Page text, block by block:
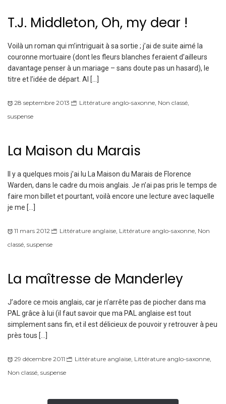
T.J. Middleton, Oh, my dear !
Voilà un roman qui m’intriguait à sa sortie ; j’ai de suite aimé la
couronne mortuaire (dont les fleurs blanches feraient d’ailleurs
davantage penser à un mariage – sans doute pas un hasard), le
titre et l’idée de départ. Al […]
28 septembre 2013 Littérature anglo-saxonne Non classé
suspense
La Maison du Marais
Il y a quelques mois j’ai lu La Maison du Marais de Florence
Warden, dans le cadre du mois anglais. Je n’ai pas pris le temps de
faire mon billet et pourtant, voilà encore une lecture avec laquelle
je me […]
11 mars 2012 Littérature anglaise Littérature anglo-saxonne Non
classé suspense
La maîtresse de Manderley
J’adore ce mois anglais, car je n’arrête pas de piocher dans ma
PAL grâce à lui (il faut savoir que ma PAL anglaise est tout
simplement sans fin, et il est délicieux de pouvoir y retrouver à peu
près tous […]
29 décembre 2011 Littérature anglaise Littérature anglo-saxonne
Non classé suspense